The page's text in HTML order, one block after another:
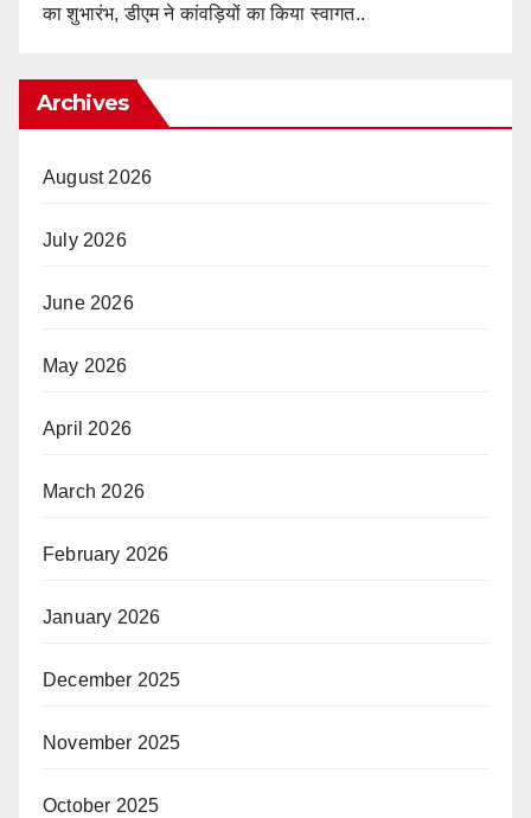
का शुभारंभ, डीएम ने कांवड़ियों का किया स्वागत..
Archives
August 2026
July 2026
June 2026
May 2026
April 2026
March 2026
February 2026
January 2026
December 2025
November 2025
October 2025